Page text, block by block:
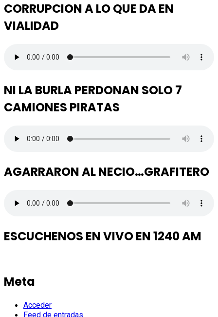
CORRUPCION A LO QUE DA EN
VIALIDAD
NI LA BURLA PERDONAN SOLO 7
CAMIONES PIRATAS
AGARRARON AL NECIO…GRAFITERO
ESCUCHENOS EN VIVO EN 1240 AM
Meta
Acceder
Feed de entradas